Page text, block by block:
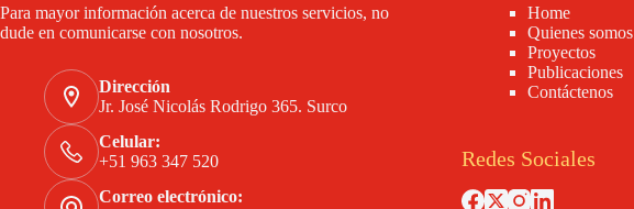
Para mayor información acerca de nuestros servicios, no
dude en comunicarse con nosotros.
Dirección
Jr. José Nicolás Rodrigo 365. Surco
Celular:
+51 963 347 520
Correo electrónico:
Home
Quienes somos
Proyectos
Publicaciones
Contáctenos
Redes Sociales